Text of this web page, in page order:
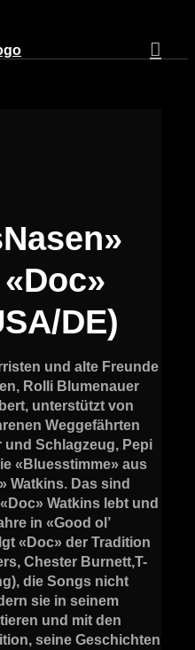
DE)
und alte Freunde
Rolli Blumenauer
unterstützt von
Weggefährten
und Schlagzeug, Pepi
«Bluesstimme» aus
Watkins. Das sind
Watkins lebt und
in «Good ol’
«Doc» der Tradition
Chester Burnett,T-
die Songs nicht
sie in seinem
und mit den
seine Geschichten